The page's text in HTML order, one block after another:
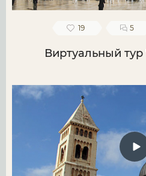
19 5
Виртуальный